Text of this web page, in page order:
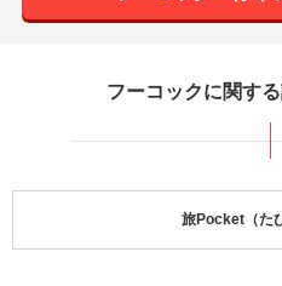
フーコックに関す
旅Pocket（た